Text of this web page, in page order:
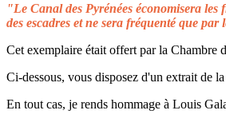
"Le Canal des Pyrénées économisera
des escadres et ne sera fréquenté que
Cet exemplaire était offert par la
Ci-dessous, vous disposez d'un extrait de
En tout cas, je rends hommage à Louis